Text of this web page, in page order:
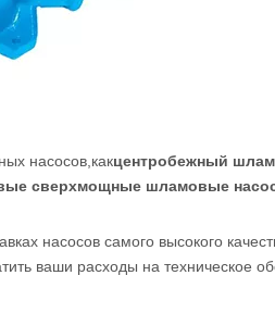
насосов ,какцентробежный
сверхмощные шламовые
насосов самого высокого
ваши расходы на техническое